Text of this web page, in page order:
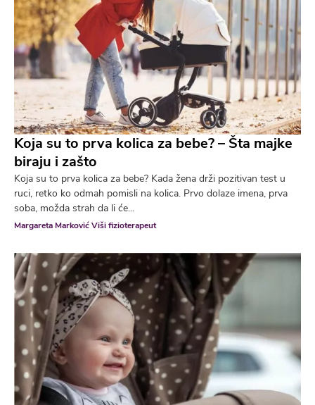
Koja su to prva kolica za bebe? – Šta majke
biraju i zašto
Koja su to prva kolica za bebe? Kada žena drži pozitivan test u
ruci, retko ko odmah pomisli na kolica. Prvo dolaze imena, prva
soba, možda strah da li će...
Margareta Marković Viši fizioterapeut